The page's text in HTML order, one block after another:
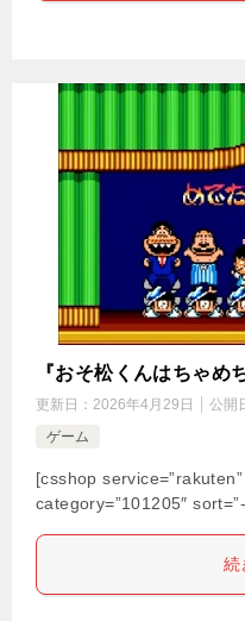
『おそ松くんはちゃめ
更新日： 2026年4月29日 公開
ゲーム
[csshop
category=”101205″
続